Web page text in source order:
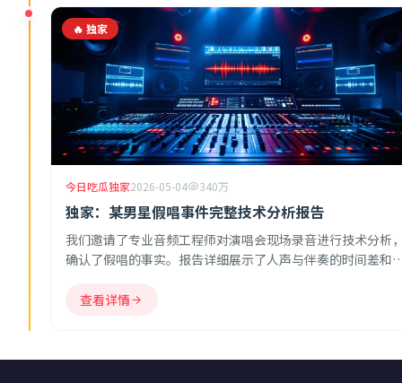
🔥 独家
今日吃瓜独家2026-05-04 340万
独家：某男星假唱事件完整技术分析报告
我们邀请了专业音频工程师对演唱会现场录音进行技术分析
确认了假唱的事实。报告详细展示了人声与伴奏的时间差和
查看详情